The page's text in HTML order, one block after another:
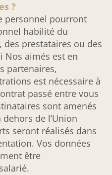
?
personnel pourront
habilité du
des prestataires ou des
Nos aimés est en
partenaires,
est nécessaire à
passé entre vous
sont amenés
de l’Union
seront réalisés dans
Vos données
être